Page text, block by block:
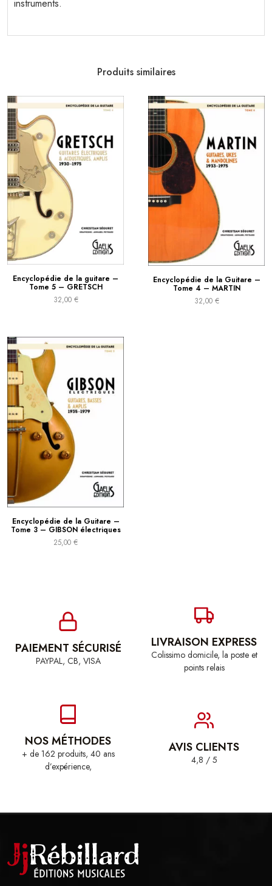
instruments.
Produits similaires
Encyclopédie de la guitare –
Tome 5 – GRETSCH
32,00 €
Encyclopédie de la Guitare –
Tome 4 – MARTIN
32,00 €
Encyclopédie de la Guitare –
Tome 3 – GIBSON électriques
25,00 €
PAIEMENT SÉCURISÉ
PAYPAL, CB, VISA
LIVRAISON EXPRESS
Colissimo domicile, la poste et
points relais
NOS MÉTHODES
+ de 162 produits, 40 ans
d’expérience,
AVIS CLIENTS
4,8 / 5